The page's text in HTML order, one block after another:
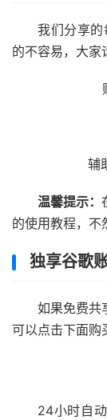
我们分享
的不容易，大家
辅
温馨提示：
的使用教程，不
独享谷歌
如果免费共
可以点击下面购
24小时自